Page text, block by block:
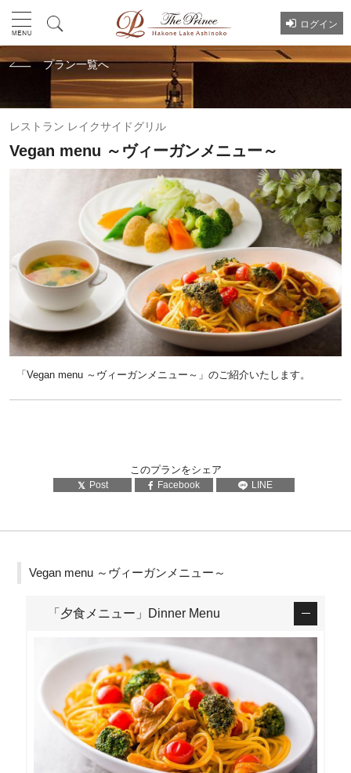
ログイン
プラン一覧へ
レストラン レイクサイドグリル
Vegan menu ～ヴィーガンメニュー～
「Vegan menu ～ヴィーガンメニュー～」のご紹介いたします。
このプランをシェア
Post Facebook LINE
Vegan menu ～ヴィーガンメニュー～
「夕食メニュー」Dinner Menu